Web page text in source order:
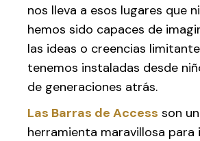
nos lleva a esos lugares que
hemos sido capaces de
las ideas o creencias
tenemos instaladas desde
de generaciones atrás.
Las Barras de Access son
herramienta maravillosa para